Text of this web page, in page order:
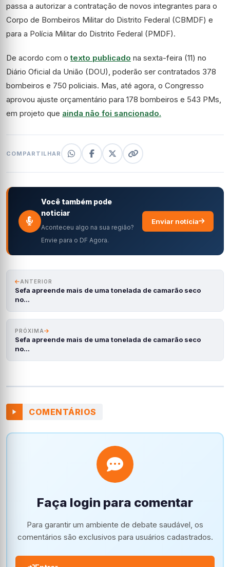
passa a autorizar a contratação de novos integrantes para o
Corpo de Bombeiros Militar do Distrito Federal (CBMDF) e
para a Polícia Militar do Distrito Federal (PMDF).
De acordo com otexto publicado na sexta-feira (11) no
Diário Oficial da União (DOU), poderão ser contratados 378
bombeiros e 750 policiais. Mas, até agora, o Congresso
aprovou ajuste orçamentário para 178 bombeiros e 543 PMs,
em projeto que ainda não foi sancionado.
COMPARTILHAR
Você também pode
noticiar
Aconteceu algo na sua região?
Envie para o DF Agora.
Enviar notícia
ANTERIOR
Sefa apreende mais de uma tonelada de camarão seco
no…
PRÓXIMA
Sefa apreende mais de uma tonelada de camarão seco
no…
COMENTÁRIOS
Faça login para comentar
Para garantir um ambiente de debate saudável, os
comentários são exclusivos para usuários cadastrados.